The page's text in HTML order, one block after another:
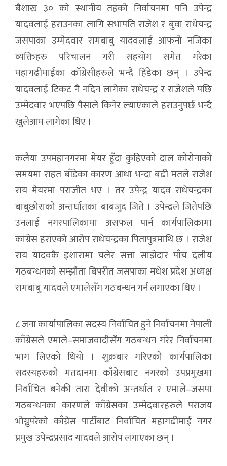
बैशाख ३० को स्थानीय तहको निर्वाचनमा पनि उपेन्द्र
यादवलाई हराउनका लागि सभापति राजेश र बुवा राधेचन्द्र
जसपाका उम्मेदवार रामबाबु यादवलाई आफनो नजिका
व्यक्तिहरु परिचालन गरी सहयोग समेत गरेका
महागढीमाईका काँग्रेसीहरुले भन्दै हिंडेका छन् । उपेन्द्र
यादवलाई टिकट नै नदिन लागेका राधेचन्द्र र राजेशले पछि
उम्मेदवार भएपछि पैसाले किनेर ल्याएकाले हराउनुपर्छ भन्दै
खुलेआम लागेका थिए ।
कलैया उपमहानगरमा मेयर हुँदा कुहिएको दाल कोरोनाको
समयमा राहत बाँडेका कारण आधा भन्दा बढी मतले राजेश
राय मेयरमा पराजीत भए । तर उपेन्द्र यादव राधेचन्द्रका
बाबुछोराको अन्तर्घातका बाबजुद जिते । उपेन्द्रले जितेपछि
उनलाई नगरपालिकामा असफल पार्न कार्यपालिकामा
कांग्रेस हराएको आरोप राधेचन्द्रका पितापुत्रमाथि छ । राजेश
राय यादवकै इशारामा चलेर सत्ता साझेदार पाँच दलीय
गठबन्धनको सम्झौता बिपरीत जसपाका मधेश प्रदेश अध्यक्ष
रामबाबु यादवले एमालेसँग गठबन्धन गर्न लगाएका थिए ।
८ जना कार्यापालिका सदस्य निर्वाचित हुने निर्वाचनमा नेपाली
काँग्रेसले एमाले–समाजवादीसँग गठबन्धन गरेर निर्वाचनमा
भाग लिएको थियो । शुक्रबार गरिएको कार्यपालिका
सदस्यहरुको मतदानमा काँग्रेसबाट नगरको उपप्रमुखमा
निर्वाचित बनेकी तारा देवीको अन्तर्घात र एमाले–जसपा
गठबन्धनका कारणले काँग्रेसका उम्मेदवारहरुले पराजय
भोग्नुपरेको काँग्रेस पार्टीबाट निर्वाचित महागढीमाई नगर
प्रमुख उपेन्द्रप्रसाद यादवले आरोप लगाएका छन् ।